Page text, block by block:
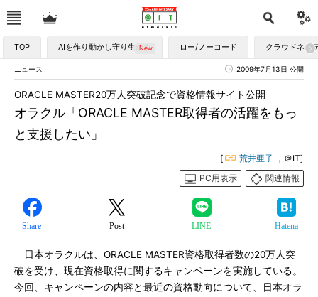
TOP AIを作り動かし守り生かす ロー/ノーコード クラウドネイ
ニュース 2009年7月13日 公開
オラクル「ORACLE MASTER取得者の活躍をもっ
と支援したい」
ORACLE MASTER20万人突破記念で資格情報サイト公開
[ 荒井亜子 ，＠IT]
PC用表示
関連情報
Share Post LINE Hatena
日本オラクルは、ORACLE MASTER資格取得者数の20万人突
破を受け、現在資格取得に関するキャンペーンを実施している。
今回、キャンペーンの内容と最近の資格動向について、日本オラ